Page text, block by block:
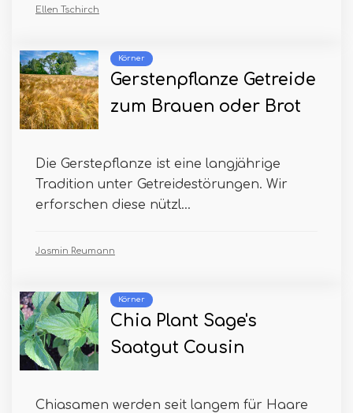
Ellen Tschirch
Körner
Gerstenpflanze Getreide
zum Brauen oder Brot
Die Gerstepflanze ist eine langjährige
Tradition unter Getreidestörungen. Wir
erforschen diese nützl...
Jasmin Reumann
Körner
Chia Plant Sage's
Saatgut Cousin
Chiasamen werden seit langem für Haare